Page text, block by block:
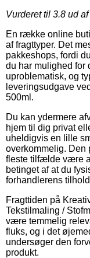
Vurderet til 3.8 ud
En række online
af fragttyper. Det
pakkeshops, fordi
du har mulighed for
uproblematisk, og
leveringsudgave
500ml.
Du kan ydermere
hjem til dig privat
uheldigvis en lille
overkommelig. Den
fleste tilfælde være
betinget af at du
forhandlerens
Fragttiden på
Tekstilmaling /
være temmelig
fluks, og i det
undersøger den
produkt.